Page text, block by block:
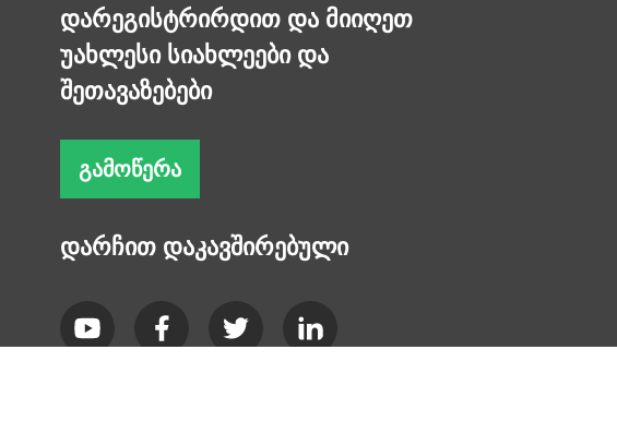
დარეგისტრირდით და მიიღეთ
უახლესი სიახლეები და
შეთავაზებები
ᲒᲐᲛᲝᲬᲔᲠᲐ
დარჩით დაკავშირებული